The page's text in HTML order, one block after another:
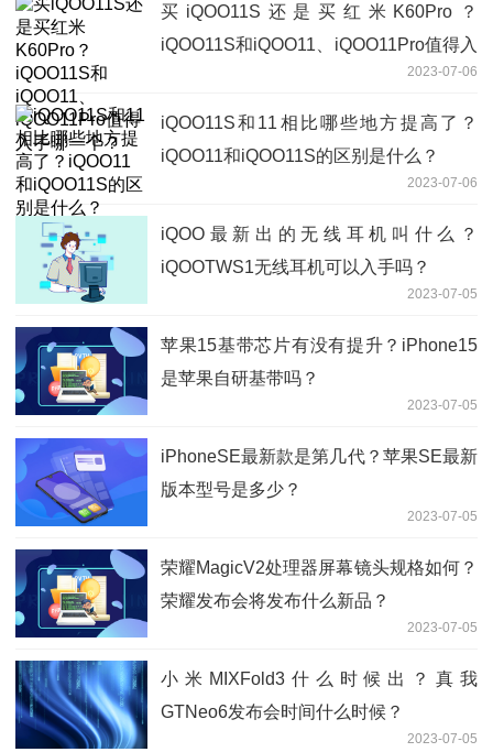
买iQOO11S还是买红米K60Pro？
iQOO11S和iQOO11、iQOO11Pro值得入
2023-07-06
iQOO11S和11相比哪些地方提高了？
iQOO11和iQOO11S的区别是什么？
2023-07-06
iQOO最新出的无线耳机叫什么？
iQOOTWS1无线耳机可以入手吗？
2023-07-05
苹果15基带芯片有没有提升？iPhone15
是苹果自研基带吗？
2023-07-05
iPhoneSE最新款是第几代？苹果SE最新
版本型号是多少？
2023-07-05
荣耀MagicV2处理器屏幕镜头规格如何？
荣耀发布会将发布什么新品？
2023-07-05
小米MIXFold3什么时候出？真我
GTNeo6发布会时间什么时候？
2023-07-05